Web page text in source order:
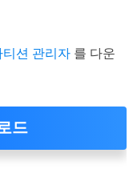
티션 관리자 를 다운
드